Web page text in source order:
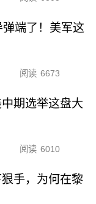
端了！美军这
阅读 6673
期选举这盘大
阅读 6010
手，为何在黎